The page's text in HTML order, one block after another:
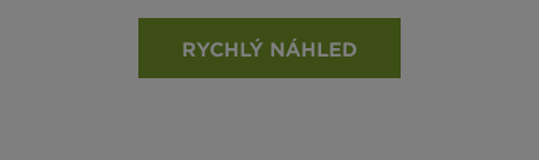
RYCHLÝ NÁHLED